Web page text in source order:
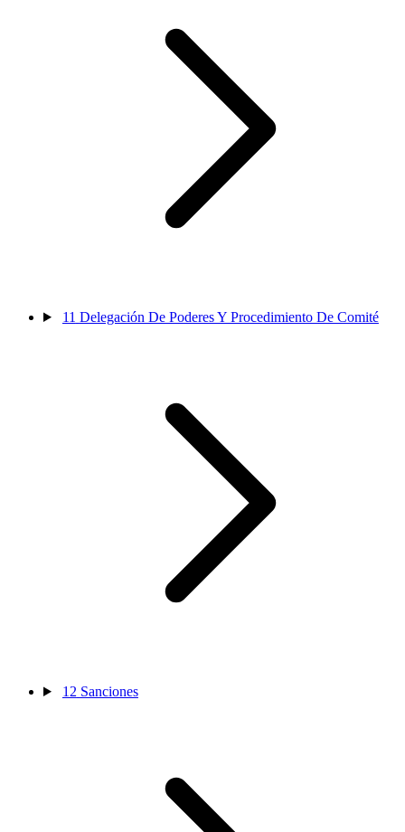
11 Delegación De Poderes Y Procedimiento De Comité
12 Sanciones